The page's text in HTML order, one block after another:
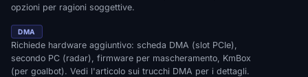
opzioni per ragioni soggettive.
DMA
Richiede hardware aggiuntivo: scheda DMA (slot PCIe),
secondo PC (radar), firmware per mascheramento, KmBox
(per goalbot). Vedi l'articolo sui trucchi DMA per i dettagli.